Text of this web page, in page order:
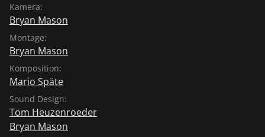
Kamera:
Bryan Mason
Montage:
Bryan Mason
Komposition:
Mario Späte
Sound Design:
Tom Heuzenroeder
Bryan Mason